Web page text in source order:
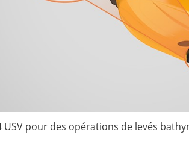
USV pour des opérations de levés